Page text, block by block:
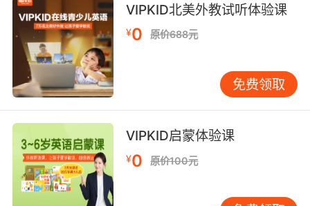
【river相关词条】
river shiner 河鳊;
compound river 合流河;
river division 河流改道;
river port 内河港;口岸;
river junction 江河交叉点，江河交接点;
river pollution 河流污染;
walker river 不定床河流;
river gravel 河砾石;
river resources 河流资源;
River basin n. 江河流域;
VIPKID北美外教试听体验课
¥0 原价688元
免费领取
VIPKID启蒙体验课
¥0 原价100元